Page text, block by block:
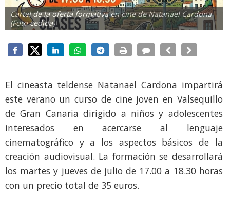
Cartel de la oferta formativa en cine de Natanael Cardona
(Foto cedida)
El cineasta teldense Natanael Cardona impartirá
este verano un curso de cine joven en Valsequillo
de Gran Canaria dirigido a niños y adolescentes
interesados en acercarse al lenguaje
cinematográfico y a los aspectos básicos de la
creación audiovisual. La formación se desarrollará
los martes y jueves de julio de 17.00 a 18.30 horas
con un precio total de 35 euros.